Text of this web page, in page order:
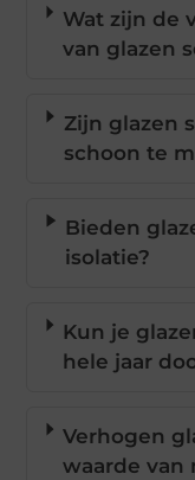
Wat zijn de
van glazen
Zijn glazen
schoon te
Bieden
isolatie?
Kun je
hele jaar
Verhogen
waarde van